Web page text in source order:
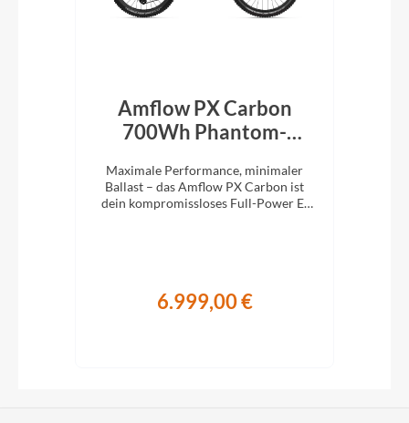
Amflow PX Carbon
700Wh Phantom-
Maximale Performance, minimaler
Ballast – das Amflow PX Carbon ist
dein kompromissloses Full-Power E-
6.999,00 €